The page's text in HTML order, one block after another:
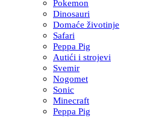
Pokemon
Dinosauri
Domaće životinje
Safari
Peppa Pig
Autići i strojevi
Svemir
Nogomet
Sonic
Minecraft
Peppa Pig